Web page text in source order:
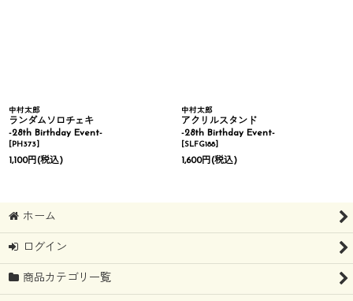
中村太郎
ランダムソロチェキ
-28th Birthday Event-
[PH373]
1,100円(税込)
中村太郎
アクリルスタンド
-28th Birthday Event-
[SLFG188]
1,600円(税込)
ホーム
ログイン
商品カテゴリ一覧